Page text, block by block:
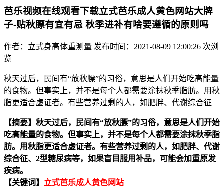
芭乐视频在线观看下载立式芭乐成人黄色网站大牌
子-贴秋膘有宜有忌 秋季进补有啥要遵循的原则吗
作者：立式身高体重测量 发布时间：2021-08-09 12:00:26 次浏
览
秋天过后，民间有“放秋膘”的习俗，意思是人们开始吃高能量
的食物。但事实上，并不是每个人都需要涂抹秋季脂肪。用秋
脂更适合虚证者。有些营养过剩的人，如肥胖、代谢综合征
【摘要】 秋天过后，民间有“放秋膘”的习俗，意思是人们开始
吃高能量的食物。但事实上，并不是每个人都需要涂抹秋季脂
肪。用秋脂更适合虚证者。有些营养过剩的人，如肥胖、代谢
综合征、2型糖尿病等，如果盲目服用补品，可能会加重原发
疾病。
【关键词】 立式芭乐成人黄色网站